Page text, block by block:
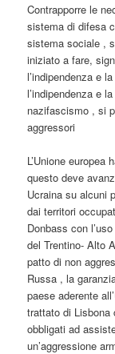
Contrapporre le
sistema di difesa
sistema sociale ,
iniziato a fare,
l’indipendenza e
l’indipendenza e
nazifascismo , si
aggressori
L’Unione
questo deve
Ucraina su alcuni
dai territori
Donbass con
del Trentino- Alto
patto di non
Russa , la
paese aderente
trattato di Lisbona
obbligati ad
un’aggressione